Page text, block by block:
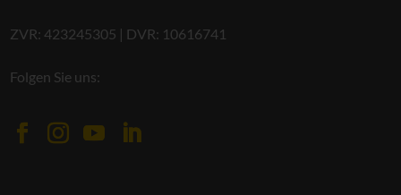
ZVR: 423245305 | DVR: 10616741
Folgen Sie uns: